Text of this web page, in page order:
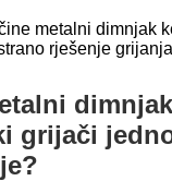
metalni dimnjak
rješenje
dimnjak
grijači